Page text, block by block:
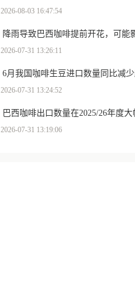
2026-08-03 16:47:54
2026-07-31 13:26:11
6月我国咖啡生豆进口数量同比减
2026-07-31 13:24:52
2026-07-31 13:19:06